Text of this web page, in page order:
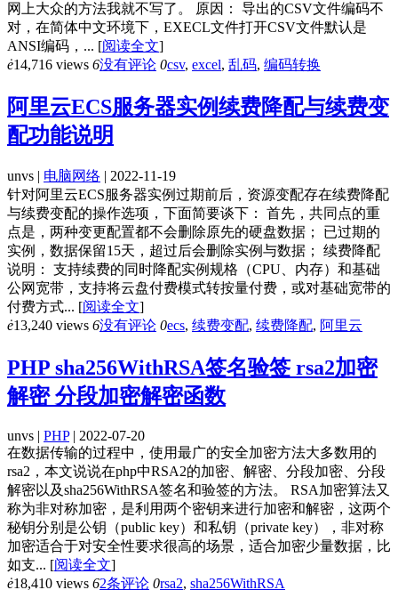
网上大众的方法我就不写了。 原因： 导出的CSV文件编码不
对，在简体中文环境下，EXECL文件打开CSV文件默认是
ANSI编码，... [阅读全文]
ė14,716 views 6没有评论 0csv, excel, 乱码, 编码转换
阿里云ECS服务器实例续费降配与续费变
配功能说明
unvs | 电脑网络 | 2022-11-19
针对阿里云ECS服务器实例过期前后，资源变配存在续费降配
与续费变配的操作选项，下面简要谈下： 首先，共同点的重
点是，两种变更配置都不会删除原先的硬盘数据； 已过期的
实例，数据保留15天，超过后会删除实例与数据； 续费降配
说明： 支持续费的同时降配实例规格（CPU、内存）和基础
公网宽带，支持将云盘付费模式转按量付费，或对基础宽带的
付费方式... [阅读全文]
ė13,240 views 6没有评论 0ecs, 续费变配, 续费降配, 阿里云
PHP sha256WithRSA签名验签 rsa2加密
解密 分段加密解密函数
unvs | PHP| 2022-07-20
在数据传输的过程中，使用最广的安全加密方法大多数用的
rsa2，本文说说在php中RSA2的加密、解密、分段加密、分段
解密以及sha256WithRSA签名和验签的方法。 RSA加密算法又
称为非对称加密，是利用两个密钥来进行加密和解密，这两个
秘钥分别是公钥（public key）和私钥（private key），非对称
加密适合于对安全性要求很高的场景，适合加密少量数据，比
如支... [阅读全文]
ė18,410 views 62条评论 0rsa2, sha256WithRSA